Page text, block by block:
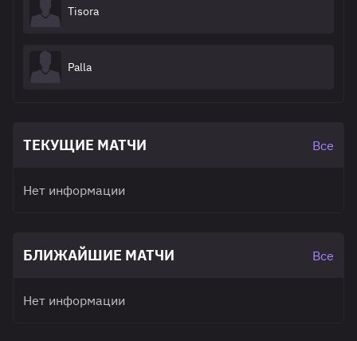
Tisora
Palla
ТЕКУЩИЕ МАТЧИ Все
Нет информации
БЛИЖАЙШИЕ МАТЧИ Все
Нет информации